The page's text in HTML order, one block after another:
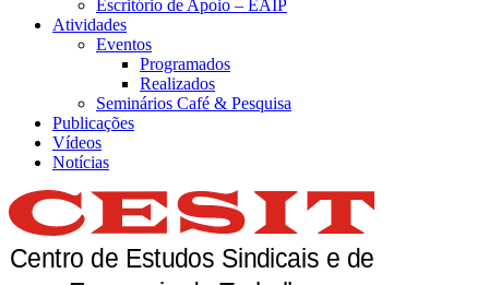
Escritório de Apoio – EAIP
Atividades
Eventos
Programados
Realizados
Seminários Café & Pesquisa
Publicações
Vídeos
Notícias